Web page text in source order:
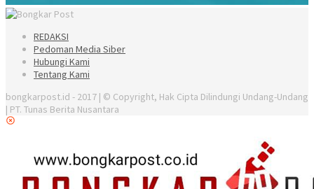
REDAKSI
Pedoman Media Siber
Hubungi Kami
Tentang Kami
bongkarpost.id - 2017 | © Copyright, Hak Cipta Dilindungi Undang-Undang
| PT. Tunas Berita Nusantara